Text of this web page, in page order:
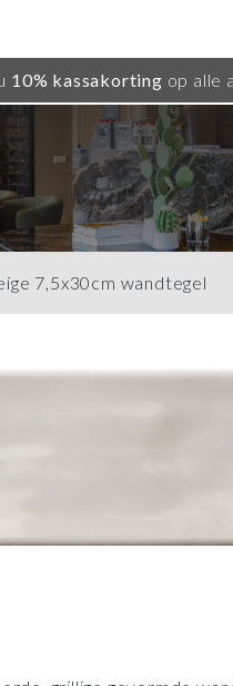
10% kassakorting op alle
7,5x30cm wandtegel